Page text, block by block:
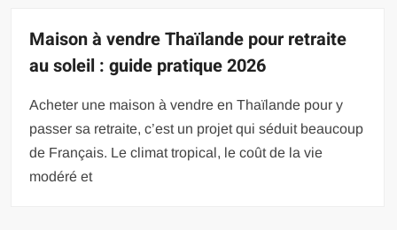
Maison à vendre Thaïlande pour retraite
au soleil : guide pratique 2026
Acheter une maison à vendre en Thaïlande pour y
passer sa retraite, c’est un projet qui séduit beaucoup
de Français. Le climat tropical, le coût de la vie
modéré et